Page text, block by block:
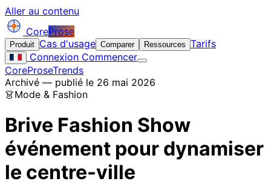
Aller au contenu
CoreProse
Produit Cas d'usage Comparer Ressources Tarifs
Connexion Commencer
CoreProseTrends
Archivé — publié le 26 mai 2026
👗Mode & Fashion
Brive Fashion Show
événement pour dynamiser
le centre-ville